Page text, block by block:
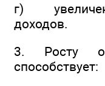
г)
доходов.
3. Росту
способствует: